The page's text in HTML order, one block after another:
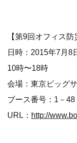
【第9回オフィス防
日時：2015年7月8
10時〜18時
会場：東京ビッグ
ブース番号：1－48
URL： http://